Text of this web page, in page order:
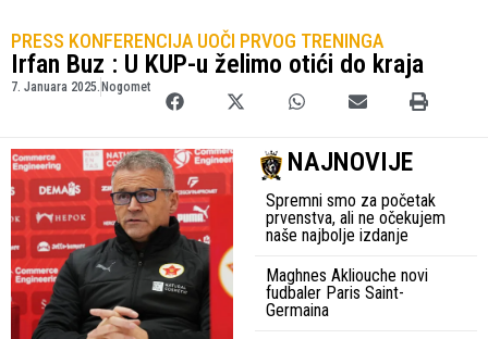
PRESS KONFERENCIJA UOČI PRVOG TRENINGA
Irfan Buz : U KUP-u želimo otići do kraja
7. Januara 2025. Nogomet
NAJNOVIJE
Spremni smo za početak
prvenstva, ali ne očekujem
naše najbolje izdanje
Maghnes Akliouche novi
fudbaler Paris Saint-
Germaina